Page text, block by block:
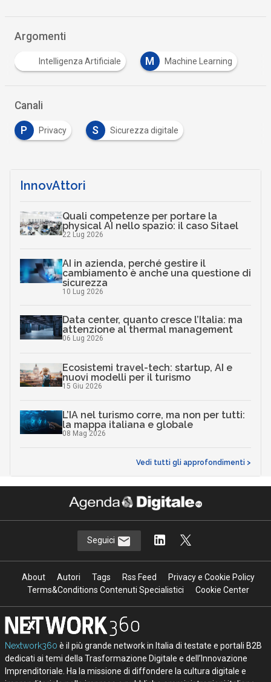
Argomenti
Intelligenza Artificiale M Machine Learning
Canali
P Privacy S Sicurezza digitale
InnovAttori
Quali competenze per portare la
physical AI nello spazio: il caso Sitael
22 Lug 2026
AI in azienda, perché gestire il
cambiamento è anche una questione di
sicurezza
10 Lug 2026
Data center, quanto cresce l’Italia: ma
attenzione al thermal management
06 Lug 2026
Ecosistemi travel-tech: startup, AI e
nuovi modelli per il turismo
15 Giu 2026
L’IA nel turismo corre, ma non per tutti:
la mappa italiana e globale
08 Mag 2026
Vedi tutti gli approfondimenti >
Seguici
About Autori Tags Rss Feed
Privacy e Cookie Policy
Terms&Conditions Contenuti Specialistici
Cookie Center
Nextwork360 è il più grande network in Italia di testate e portali B2B
dedicati ai temi della Trasformazione Digitale e dell’Innovazione
Imprenditoriale. Ha la missione di diffondere la cultura digitale e